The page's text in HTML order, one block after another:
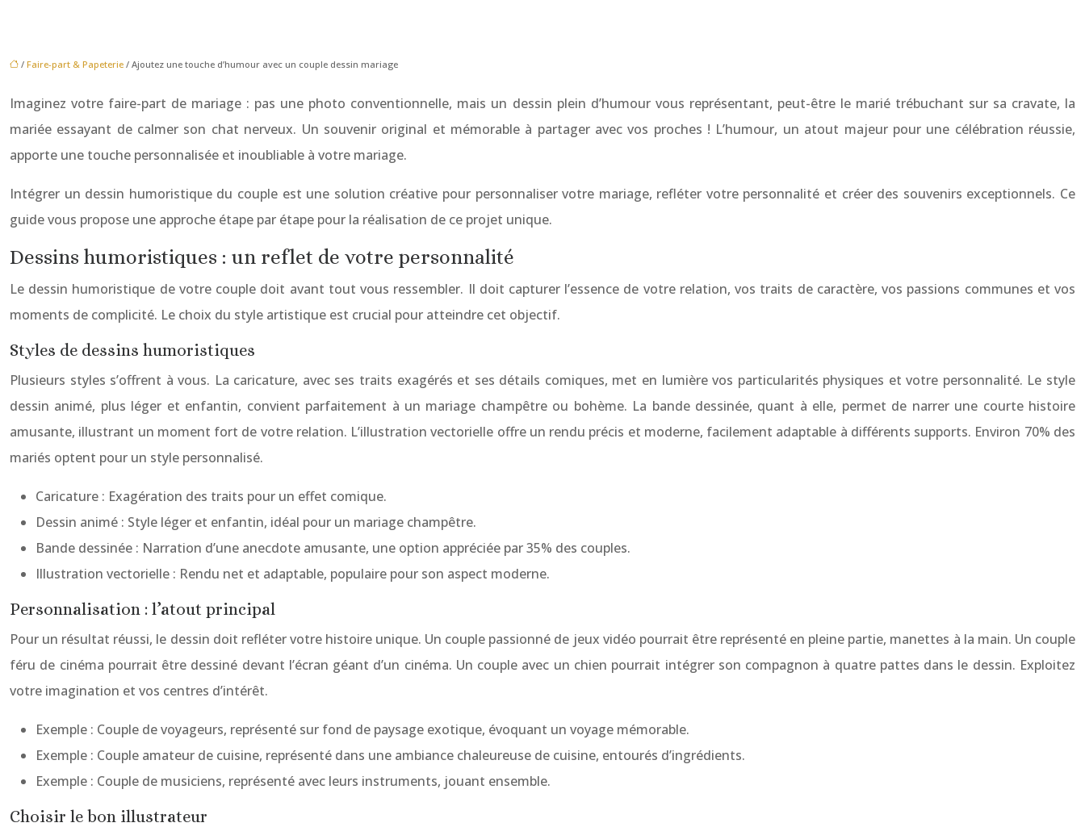
/ Faire-part & Papeterie / Ajoutez une touche d’humour avec un couple dessin mariage
Imaginez votre faire-part de mariage : pas une photo conventionnelle, mais un dessin plein d’humour vous représentant, peut-être le marié trébuchant sur sa cravate, la
mariée essayant de calmer son chat nerveux. Un souvenir original et mémorable à partager avec vos proches ! L’humour, un atout majeur pour une célébration réussie,
apporte une touche personnalisée et inoubliable à votre mariage.
Intégrer un dessin humoristique du couple est une solution créative pour personnaliser votre mariage, refléter votre personnalité et créer des souvenirs exceptionnels. Ce
guide vous propose une approche étape par étape pour la réalisation de ce projet unique.
Dessins humoristiques : un reflet de votre personnalité
Le dessin humoristique de votre couple doit avant tout vous ressembler. Il doit capturer l’essence de votre relation, vos traits de caractère, vos passions communes et vos
moments de complicité. Le choix du style artistique est crucial pour atteindre cet objectif.
Styles de dessins humoristiques
Plusieurs styles s’offrent à vous. La caricature, avec ses traits exagérés et ses détails comiques, met en lumière vos particularités physiques et votre personnalité. Le style
dessin animé, plus léger et enfantin, convient parfaitement à un mariage champêtre ou bohème. La bande dessinée, quant à elle, permet de narrer une courte histoire
amusante, illustrant un moment fort de votre relation. L’illustration vectorielle offre un rendu précis et moderne, facilement adaptable à différents supports. Environ 70% des
mariés optent pour un style personnalisé.
Caricature : Exagération des traits pour un effet comique.
Dessin animé : Style léger et enfantin, idéal pour un mariage champêtre.
Bande dessinée : Narration d’une anecdote amusante, une option appréciée par 35% des couples.
Illustration vectorielle : Rendu net et adaptable, populaire pour son aspect moderne.
Personnalisation : l’atout principal
Pour un résultat réussi, le dessin doit refléter votre histoire unique. Un couple passionné de jeux vidéo pourrait être représenté en pleine partie, manettes à la main. Un couple
féru de cinéma pourrait être dessiné devant l’écran géant d’un cinéma. Un couple avec un chien pourrait intégrer son compagnon à quatre pattes dans le dessin. Exploitez
votre imagination et vos centres d’intérêt.
Exemple : Couple de voyageurs, représenté sur fond de paysage exotique, évoquant un voyage mémorable.
Exemple : Couple amateur de cuisine, représenté dans une ambiance chaleureuse de cuisine, entourés d’ingrédients.
Exemple : Couple de musiciens, représenté avec leurs instruments, jouant ensemble.
Choisir le bon illustrateur